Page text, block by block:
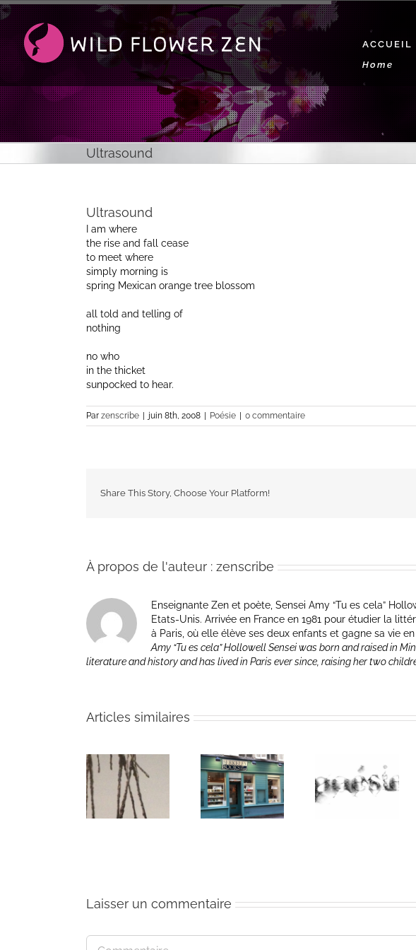
Passer
au
contenu
ACCUEIL
Home
Ultrasound
Ultrasound
I am where
the rise and fall cease
to meet where
simply morning is
spring Mexican orange tree blossom
all told and telling of
nothing
no who
in the thicket
sunpocked to hear.
Par zenscribe juin 8th, 2008 Poésie 0 commentaire
Share This Story, Choose Your Platform!
À propos de l'auteur : zenscribe
Enseignante Zen et poète, Sensei Amy “Tu es cela”
Etats-Unis. Arrivée en France en 1981 pour étudier la
à Paris, où elle élève ses deux enfants et gagne sa vie
Amy “Tu es cela” Hollowell Sensei was born and raised in
literature and history and has lived in Paris ever since, raising her two
Articles similaires
Giacomettrics/Giacomettriques:
« Here We
Are » at Poets
Amy
Hollowell
Laisser un commentaire
Commentaire